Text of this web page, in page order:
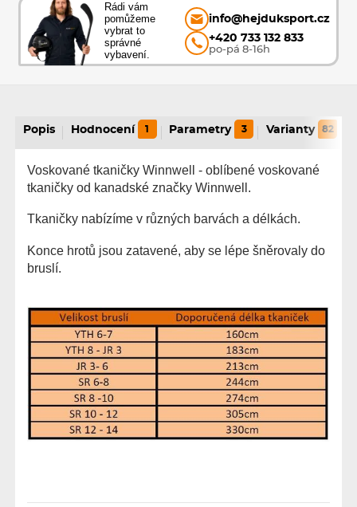
Rádi vám
pomůžeme
vybrat to
správné
vybavení.
info@hejduksport.cz
+420 733 132 833
po-pá 8-16h
Popis Hodnocení 1 Parametry 3 Varianty 82
Voskované tkaničky Winnwell - oblíbené voskované
tkaničky od kanadské značky Winnwell.
Tkaničky nabízíme v různých barvách a délkách.
Konce hrotů jsou zatavené, aby se lépe šněrovaly do
bruslí.